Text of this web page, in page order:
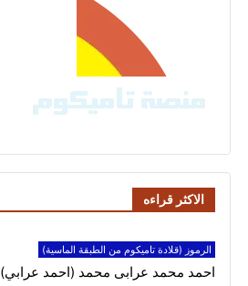
الاكثر قراءه
الرموز (قلادة تاميكوم من الطبقة الماسية)
احمد محمد عرابى محمد (احمد عرابي)